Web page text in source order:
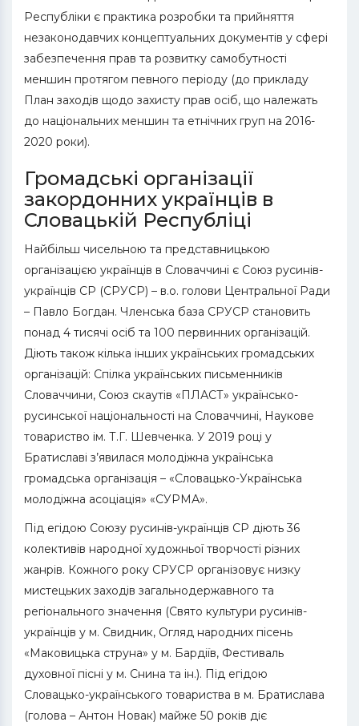
Республіки є практика розробки та прийняття
незаконодавчих концептуальних документів у сфері
забезпечення прав та розвитку самобутності
меншин протягом певного періоду (до прикладу
План заходів щодо захисту прав осіб, що належать
до національних меншин та етнічних груп на 2016-
2020 роки).
Громадські організації
закордонних українців в
Словацькій Республіці
Найбільш чисельною та представницькою
організацією українців в Словаччині є Союз русинів-
українців СР (СРУСР) – в.о. голови Центральної Ради
– Павло Богдан. Членська база СРУСР становить
понад 4 тисячі осіб та 100 первинних організацій.
Діють також кілька інших українських громадських
організацій: Спілка українських письменників
Словаччини, Союз скаутів «ПЛАСТ» українсько-
русинської національності на Словаччині, Наукове
товариство ім. Т.Г. Шевченка. У 2019 році у
Братиславі з’явилася молодіжна українська
громадська організація – «Словацько-Українська
молодіжна асоціація» «СУРМА».
Під егідою Союзу русинів-українців СР діють 36
колективів народної художньої творчості різних
жанрів. Кожного року СРУСР організовує низку
мистецьких заходів загальнодержавного та
регіонального значення (Свято культури русинів-
українців у м. Свидник, Огляд народних пісень
«Маковицька струна» у м. Бардіїв, Фестиваль
духовної пісні у м. Снина та ін.). Під егідою
Словацько-українського товариства в м. Братислава
(голова – Антон Новак) майже 50 років діє